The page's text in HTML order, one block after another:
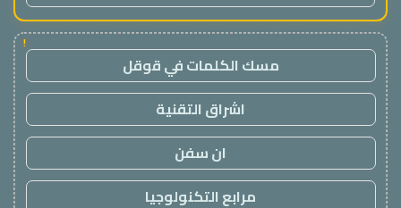
!
مسك الكلمات في قوقل
اشراق التقنية
ان سفن
مرابع التكنولوجيا